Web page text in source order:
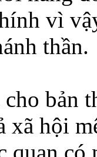
vì
thần.
bản
xã hội
quan có